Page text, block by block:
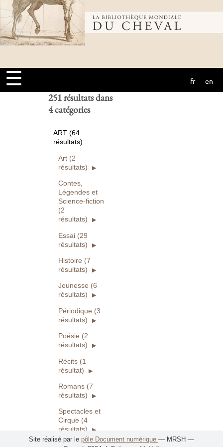
Bibliothèque
mondiale du
cheval
☰ fr en
Ouvrages
numérisés seuls
Réinitialiser
251 résultats dans
4 catégories
ART (64
résultats)
Art (2
résultats)
Contes,
Légendes et
Science-fiction
(2
résultats)
Essai (29
résultats)
Histoire (7
résultats)
Jeunesse (6
résultats)
Périodique (3
résultats)
Poésie (2
résultats)
Récits (1
résultat)
Romans (7
résultats)
Spectacles et
Cirque (4
résultats)
Voyages et
Site réalisé par le pôle Document numérique — MRSH —